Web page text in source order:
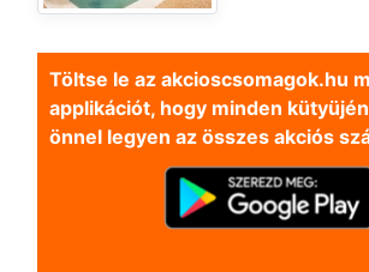
Töltse le az akcioscsomagok.hu
applikációt, hogy minden
önnel legyen az összes akciós